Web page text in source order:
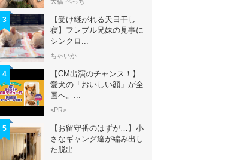
3
【受け継がれる天日干し
寝】フレブル兄妹の見事に
シンクロ...
ちゃいか
4
【CM出演のチャンス！】
愛犬の「おいしい顔」が全
国へ。...
<PR>
5
【お留守番のはずが…】小
さなギャング達が編み出し
た脱出...